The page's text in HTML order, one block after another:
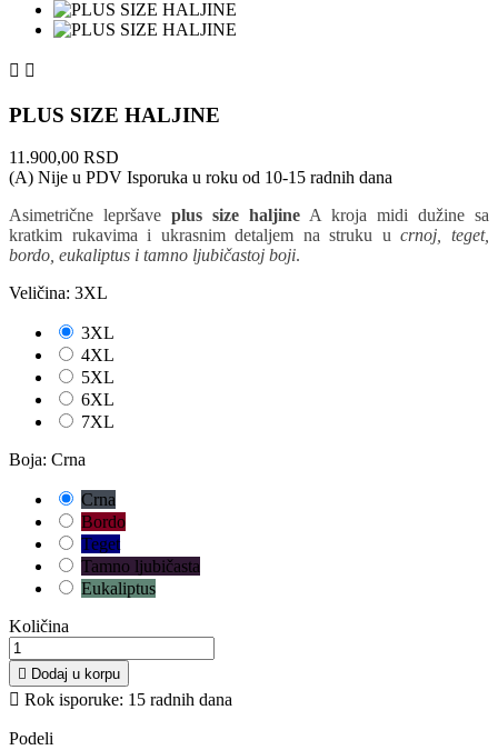
 
PLUS SIZE HALJINE
11.900,00 RSD
(A) Nije u PDV Isporuka u roku od 10-15 radnih dana
Asimetrične lepršave plus size haljine A kroja midi dužine sa
kratkim rukavima i ukrasnim detaljem na struku ucrnoj, teget,
bordo, eukaliptus i tamno ljubičastoj boji.
Veličina: 3XL
3XL
4XL
5XL
6XL
7XL
Boja: Crna
Crna
Bordo
Teget
Tamno ljubičasta
Eukaliptus
Količina
 Dodaj u korpu
 Rok isporuke: 15 radnih dana
Podeli